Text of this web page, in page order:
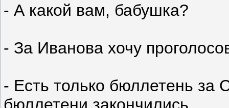
- А какой вам, бабушка?
- За Иванова хочу
- Есть только бюллетень за
бюллетени закончились.